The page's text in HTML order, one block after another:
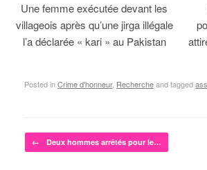
Une femme exécutée devant les
villageois après qu’une jirga illégale
l’a déclarée « kari » au Pakistan
Posted inCrime d'honneur, Rechercheand tagged
Post navigation
← Deux hommes arrêtés pour le…